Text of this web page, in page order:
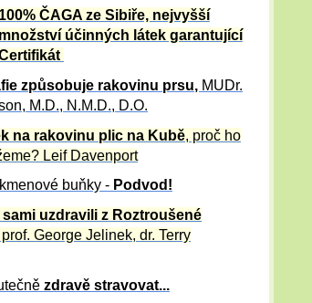
100% ČAGA ze Sibiře, nejvyšší
množství účinných látek garantující
způsobuje rakovinu prsu, MUDr.
M.D., N.M.D., D.O.
na rakovinu plic na Kubě, proč ho
Leif Davenport
buňky - Podvod!
sami uzdravili z Roztroušené
prof. George Jelinek, dr. Terry
zdravě stravovat...